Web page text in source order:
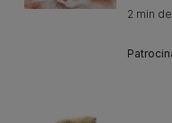
2 min